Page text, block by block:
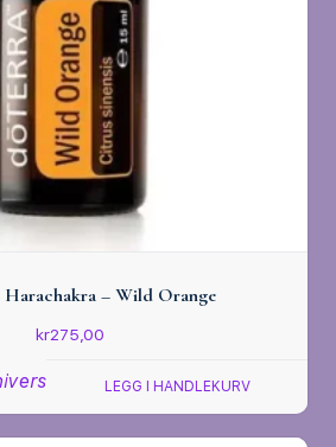
Harachakra – Wild Orange
kr275,00
LEGG I HANDLEKURV